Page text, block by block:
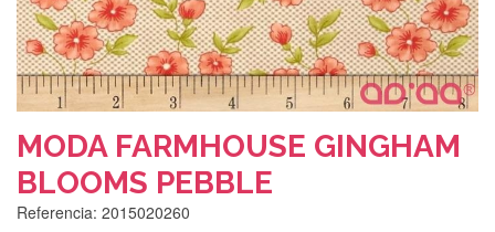
MODA FARMHOUSE GINGHAM
BLOOMS PEBBLE
Referencia: 2015020260